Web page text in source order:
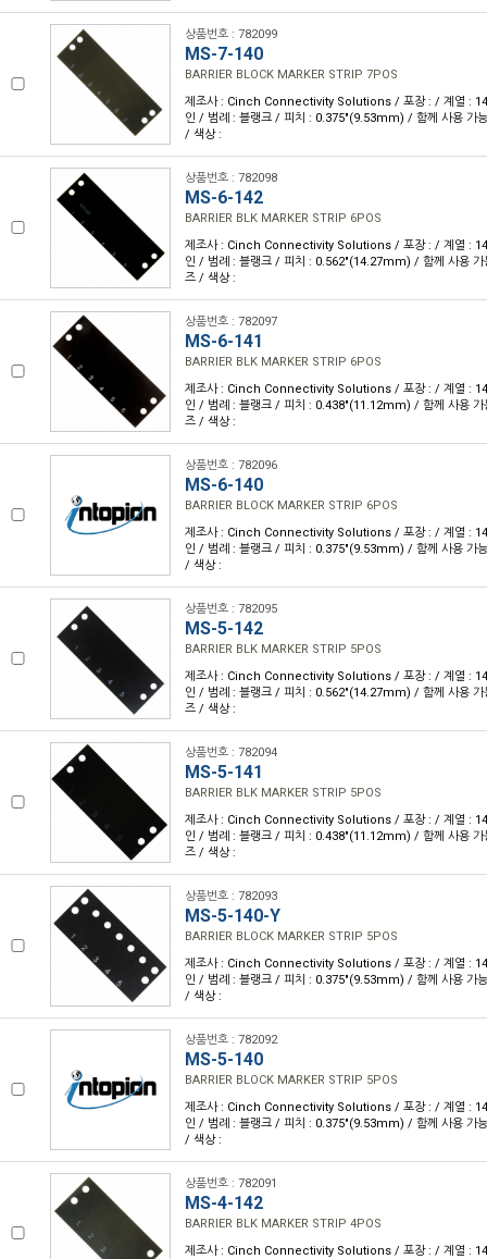
상품번호 : 782099
MS-7-140
BARRIER BLOCK MARKER STRIP 7POS
제조사 : Cinch Connectivity Solutions / 포장 : / 계열 :
인 / 범례 : 블랭크 / 피치 : 0.375"(9.53mm) / 함께 사용 가
/ 색상 :
상품번호 : 782098
MS-6-142
BARRIER BLK MARKER STRIP 6POS
제조사 : Cinch Connectivity Solutions / 포장 : / 계열 :
인 / 범례 : 블랭크 / 피치 : 0.562"(14.27mm) / 함께 사용 가
즈 / 색상 :
상품번호 : 782097
MS-6-141
BARRIER BLK MARKER STRIP 6POS
제조사 : Cinch Connectivity Solutions / 포장 : / 계열 :
인 / 범례 : 블랭크 / 피치 : 0.438"(11.12mm) / 함께 사용 가
즈 / 색상 :
상품번호 : 782096
MS-6-140
BARRIER BLOCK MARKER STRIP 6POS
제조사 : Cinch Connectivity Solutions / 포장 : / 계열 :
인 / 범례 : 블랭크 / 피치 : 0.375"(9.53mm) / 함께 사용 가
/ 색상 :
상품번호 : 782095
MS-5-142
BARRIER BLK MARKER STRIP 5POS
제조사 : Cinch Connectivity Solutions / 포장 : / 계열 :
인 / 범례 : 블랭크 / 피치 : 0.562"(14.27mm) / 함께 사용 가
즈 / 색상 :
상품번호 : 782094
MS-5-141
BARRIER BLK MARKER STRIP 5POS
제조사 : Cinch Connectivity Solutions / 포장 : / 계열 :
인 / 범례 : 블랭크 / 피치 : 0.438"(11.12mm) / 함께 사용 가
즈 / 색상 :
상품번호 : 782093
MS-5-140-Y
BARRIER BLOCK MARKER STRIP 5POS
제조사 : Cinch Connectivity Solutions / 포장 : / 계열 :
인 / 범례 : 블랭크 / 피치 : 0.375"(9.53mm) / 함께 사용 가
/ 색상 :
상품번호 : 782092
MS-5-140
BARRIER BLOCK MARKER STRIP 5POS
제조사 : Cinch Connectivity Solutions / 포장 : / 계열 :
인 / 범례 : 블랭크 / 피치 : 0.375"(9.53mm) / 함께 사용 가
/ 색상 :
상품번호 : 782091
MS-4-142
BARRIER BLK MARKER STRIP 4POS
제조사 : Cinch Connectivity Solutions / 포장 : / 계열 :